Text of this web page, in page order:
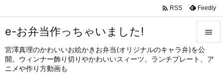
e-お弁当作っちゃいました!
宮澤真理のかわいいお絵かきお弁当(オリジナルのキャラ弁)を公
開。ウィンナー飾り切りやかわいいスィーツ、ランチプレート、ア
ニメや作り方動画も


メニュ
 RSS Feedly